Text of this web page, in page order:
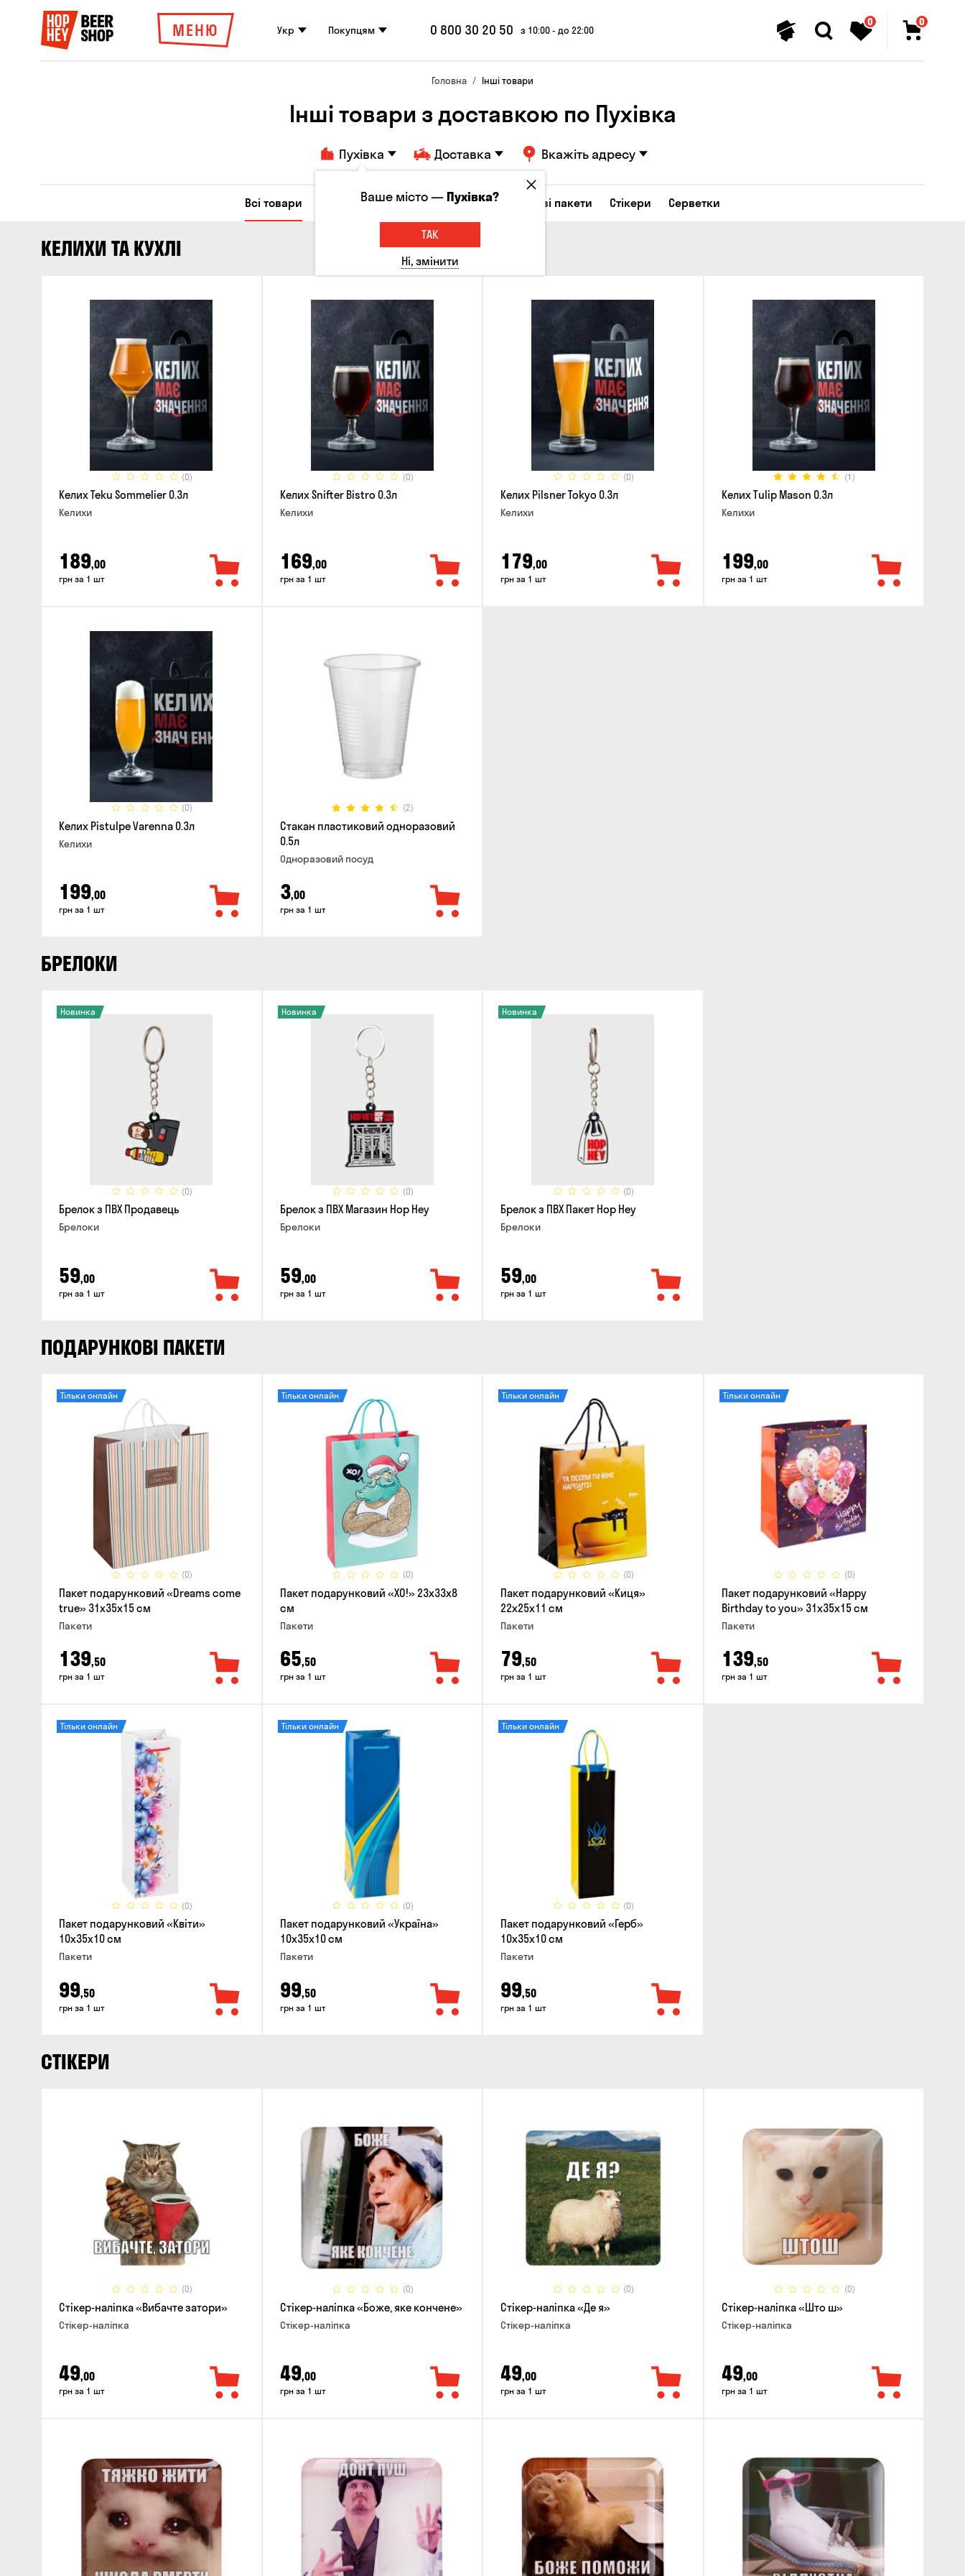
МЕНЮ Укр Покупцям 0 800 30 20 50 з 10:00 - до 22:00
0 0
Головна Інші товари
Інші товари з доставкою по Пухівка
Пухівка Доставка Вкажіть адресу
Всі товари Келихи та кухлі Брелоки Подарункові пакети Стікери Серветки
КЕЛИХИ ТА КУХЛІ
(0)
Келих Teku Sommelier 0.3л
Келихи
189,00
грн за 1 шт
(0)
Келих Snifter Bistro 0.3л
Келихи
169,00
грн за 1 шт
(0)
Келих Pilsner Tokyo 0.3л
Келихи
179,00
грн за 1 шт
(1)
Келих Tulip Mason 0.3л
Келихи
199,00
грн за 1 шт
(0)
Келих Pistulpe Varenna 0.3л
Келихи
199,00
грн за 1 шт
(2)
Стакан пластиковий одноразовий
0.5л
Одноразовий посуд
3,00
грн за 1 шт
БРЕЛОКИ
(0)
Новинка
Брелок з ПВХ Продавець
Брелоки
59,00
грн за 1 шт
(0)
Новинка
Брелок з ПВХ Магазин Hop Hey
Брелоки
59,00
грн за 1 шт
(0)
Новинка
Брелок з ПВХ Пакет Hop Hey
Брелоки
59,00
грн за 1 шт
ПОДАРУНКОВІ ПАКЕТИ
(0)
Тільки онлайн
Пакет подарунковий «Dreams come
true» 31x35x15 см
Пакети
139,50
грн за 1 шт
(0)
Тільки онлайн
Пакет подарунковий «ХО!» 23x33x8
см
Пакети
65,50
грн за 1 шт
(0)
Тільки онлайн
Пакет подарунковий «Киця»
22x25x11 см
Пакети
79,50
грн за 1 шт
(0)
Тільки онлайн
Пакет подарунковий «Happy
Birthday to you» 31x35x15 cм
Пакети
139,50
грн за 1 шт
(0)
Тільки онлайн
Пакет подарунковий «Квіти»
10x35x10 см
Пакети
99,50
грн за 1 шт
(0)
Тільки онлайн
Пакет подарунковий «Україна»
10x35x10 см
Пакети
99,50
грн за 1 шт
(0)
Тільки онлайн
Пакет подарунковий «Герб»
10x35x10 см
Пакети
99,50
грн за 1 шт
СТІКЕРИ
(0)
Стікер-наліпка «Вибачте затори»
Стікер-наліпка
49,00
грн за 1 шт
(0)
Стікер-наліпка «Боже, яке кончене»
Стікер-наліпка
49,00
грн за 1 шт
(0)
Стікер-наліпка «Де я»
Стікер-наліпка
49,00
грн за 1 шт
(0)
Стікер-наліпка «Што ш»
Стікер-наліпка
49,00
грн за 1 шт
Ваше місто —Пухівка?
ТАК
Ні, змінити